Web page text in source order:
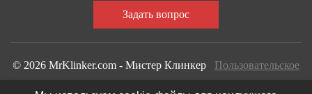
© 2026 MrKlinker.com - Мистер Клинкер Пользовательское